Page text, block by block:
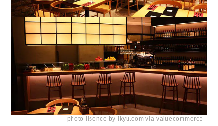
photo lisence by ikyu.com via valuecommerce